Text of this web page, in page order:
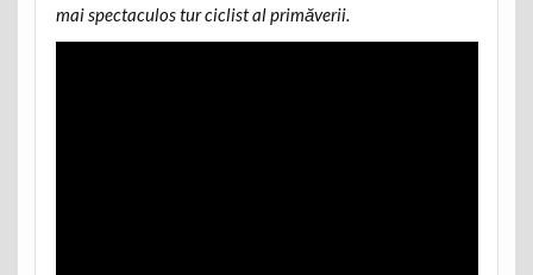
mai spectaculos tur ciclist al primăverii.